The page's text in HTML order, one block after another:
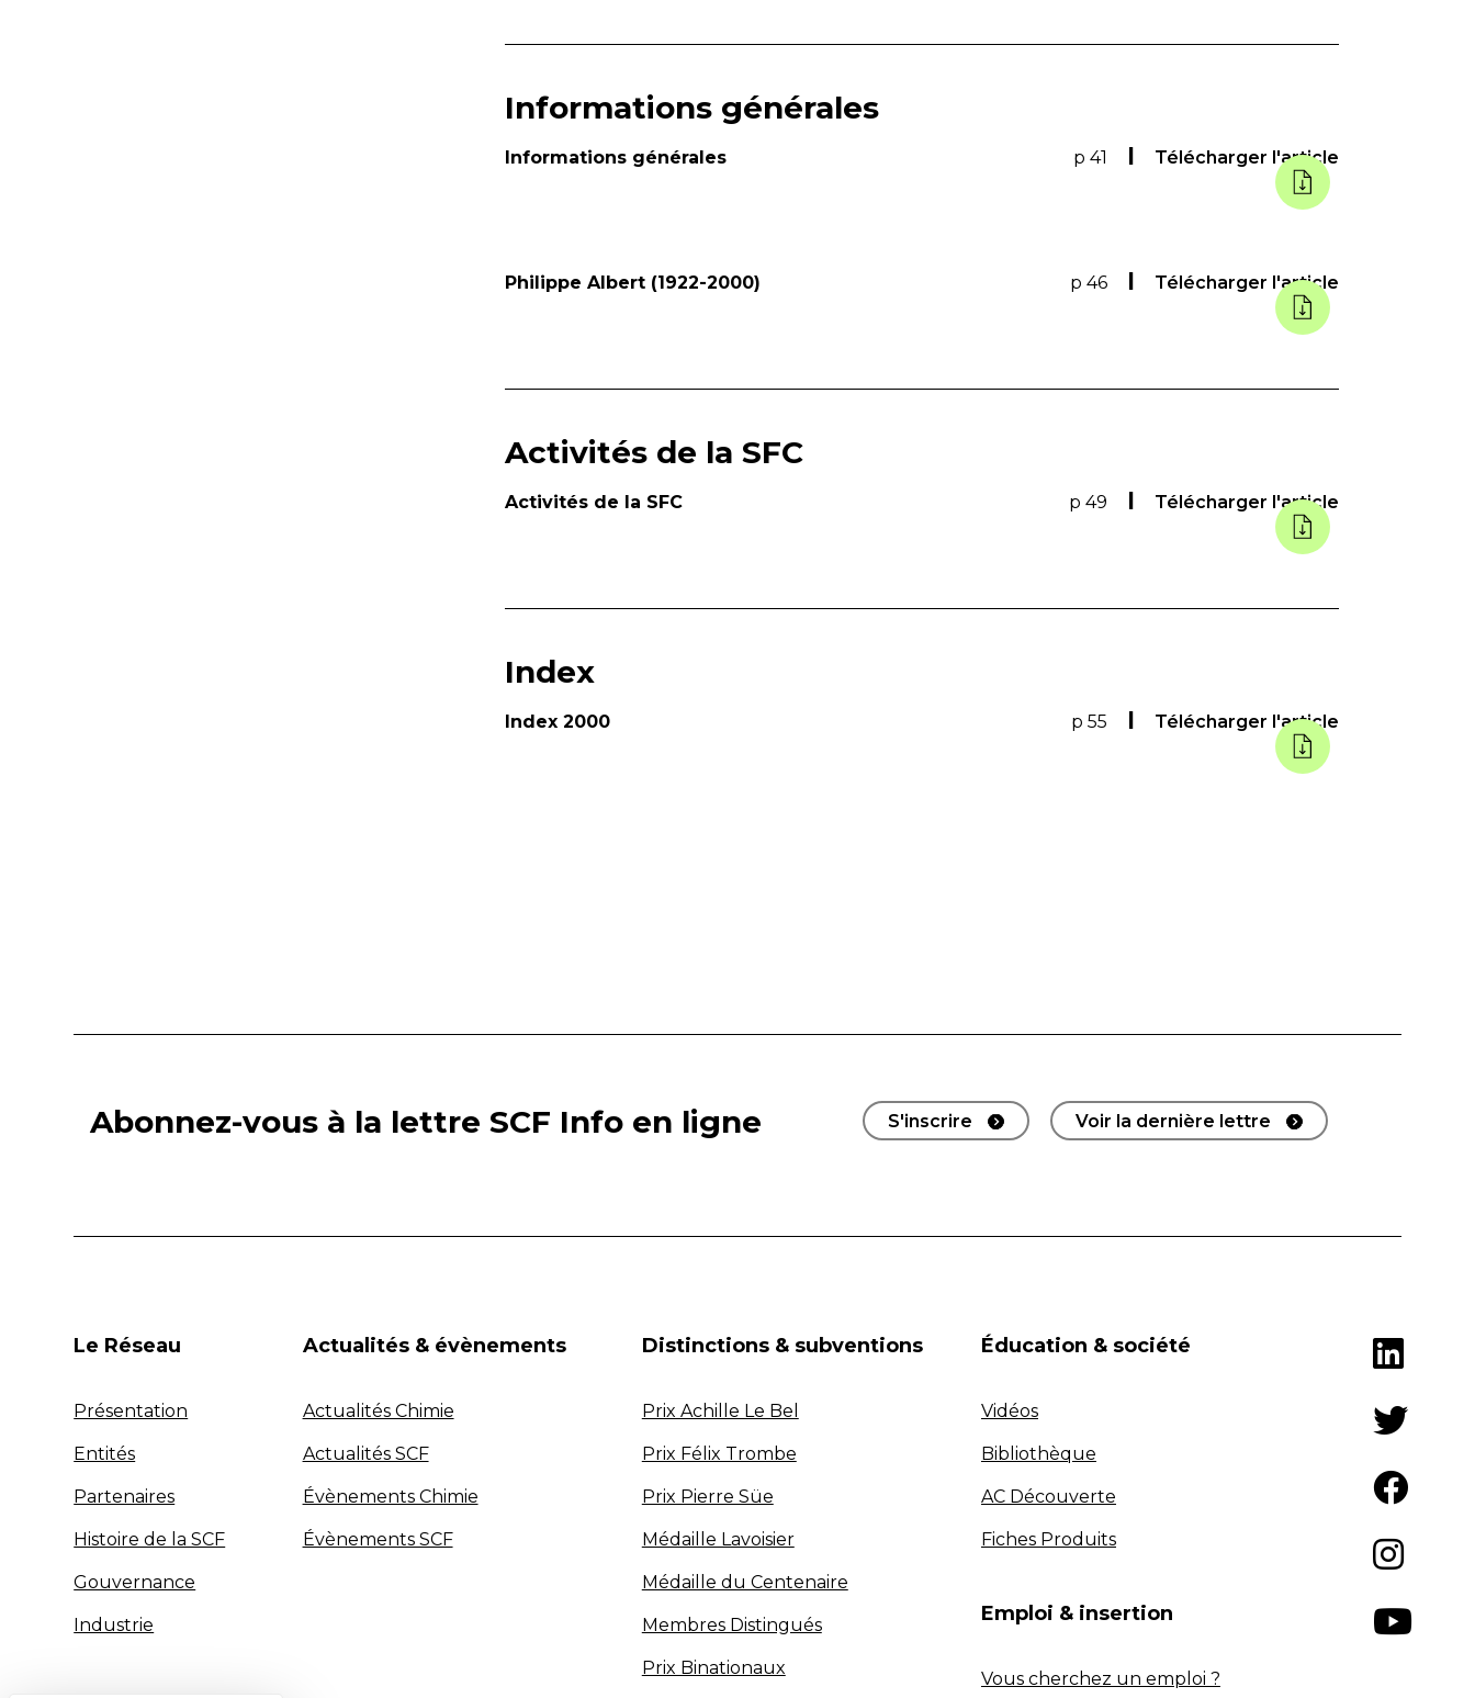
Informations générales
Informations générales p 41 Télécharger l'article
Philippe Albert (1922-2000) p 46 Télécharger l'article
Activités de la SFC
Activités de la SFC p 49 Télécharger l'article
Index
Index 2000 p 55 Télécharger l'article
Abonnez-vous à la lettre SCF Info en ligne S'inscrire Voir la dernière lettre
Le Réseau
Présentation
Entités
Partenaires
Histoire de la SCF
Gouvernance
Industrie
Actualités & évènements
Actualités Chimie
Actualités SCF
Évènements Chimie
Évènements SCF
Distinctions & subventions
Prix Achille Le Bel
Prix Félix Trombe
Prix Pierre Süe
Médaille Lavoisier
Médaille du Centenaire
Membres Distingués
Prix Binationaux
Éducation & société
Vidéos
Bibliothèque
AC Découverte
Fiches Produits
Emploi & insertion
Vous cherchez un emploi ?